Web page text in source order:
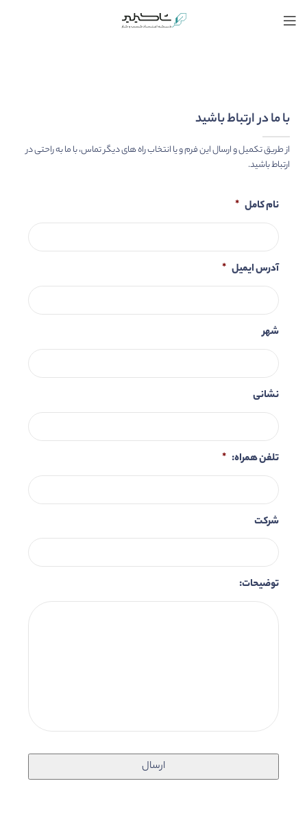
با ما در ارتباط باشید
از طریق تکمیل و ارسال این فرم و یا انتخاب راه های دیگر تماس، با ما به راحتی در
ارتباط باشید.
نام کامل *
آدرس ایمیل *
شهر
نشانی
تلفن همراه: *
شرکت
توضیحات: